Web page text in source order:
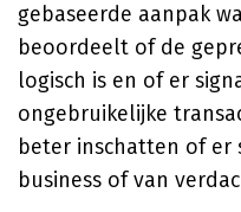
gebaseerde aanpak
beoordeelt of de
logisch is en of er
ongebruikelijke
beter inschatten of er
business of van